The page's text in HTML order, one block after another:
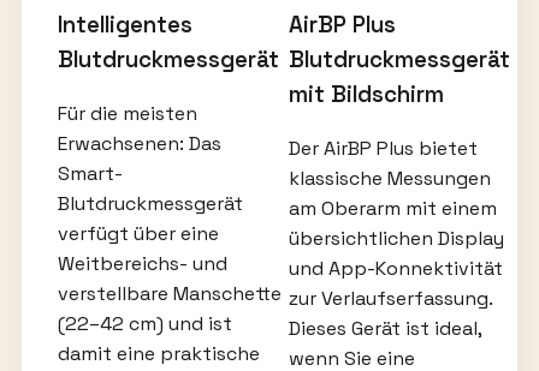
Intelligentes
Blutdruckmessgerät
Für die meisten
Erwachsenen: Das
Smart-
Blutdruckmessgerät
verfügt über eine
Weitbereichs- und
verstellbare Manschette
(22–42 cm) und ist
damit eine praktische
AirBP Plus
Blutdruckmessgerät
mit Bildschirm
Der AirBP Plus bietet
klassische Messungen
am Oberarm mit einem
übersichtlichen Display
und App-Konnektivität
zur Verlaufserfassung.
Dieses Gerät ist ideal,
wenn Sie eine